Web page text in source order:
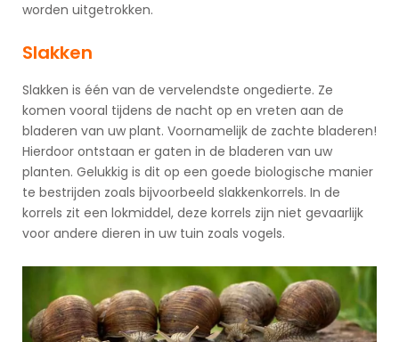
worden uitgetrokken.
Slakken
Slakken is één van de vervelendste ongedierte. Ze
komen vooral tijdens de nacht op en vreten aan de
bladeren van uw plant. Voornamelijk de zachte bladeren!
Hierdoor ontstaan er gaten in de bladeren van uw
planten. Gelukkig is dit op een goede biologische manier
te bestrijden zoals bijvoorbeeld slakkenkorrels. In de
korrels zit een lokmiddel, deze korrels zijn niet gevaarlijk
voor andere dieren in uw tuin zoals vogels.